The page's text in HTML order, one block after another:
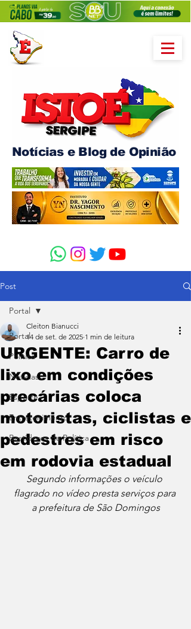
Notícias e Blog de Opinião
Post
Portal
Política
Notícias
Esporte
Entretenimento
Bastidores da Política
Portal
URGENTE: Carro de
lixo em condições
precárias coloca
motoristas, ciclistas e
pedestres em risco
em rodovia estadual
Cleiton Bianucci
14 de set. de 2025 1 min de leitura
Segundo informações o veículo
flagrado no vídeo presta serviços para
a prefeitura de São Domingos